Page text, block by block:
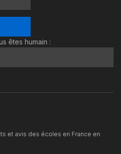
êtes humain :
et avis des écoles en France en